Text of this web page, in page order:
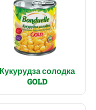
Кукурудза солодка
GOLD